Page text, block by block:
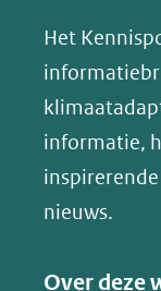
Het
informatie,
nieuws.
Over deze